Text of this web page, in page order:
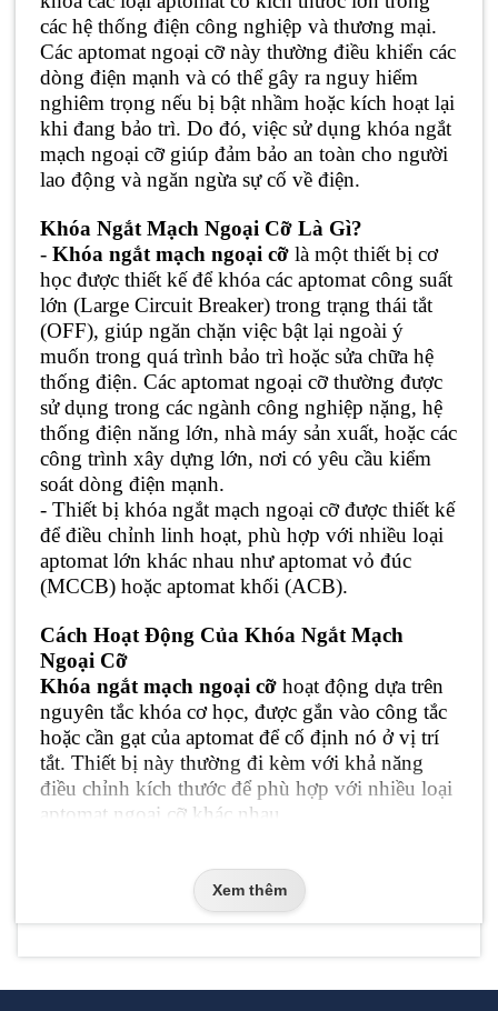
các hệ thống điện công nghiệp và thương mại.
Các aptomat ngoại cỡ này thường điều khiển các
dòng điện mạnh và có thể gây ra nguy hiểm
nghiêm trọng nếu bị bật nhầm hoặc kích hoạt lại
khi đang bảo trì. Do đó, việc sử dụng khóa ngắt
mạch ngoại cỡ giúp đảm bảo an toàn cho người
lao động và ngăn ngừa sự cố về điện.
Khóa Ngắt Mạch Ngoại Cỡ Là Gì?
- Khóa ngắt mạch ngoại cỡ là một thiết bị cơ
học được thiết kế để khóa các aptomat công suất
lớn (Large Circuit Breaker) trong trạng thái tắt
(OFF), giúp ngăn chặn việc bật lại ngoài ý
muốn trong quá trình bảo trì hoặc sửa chữa hệ
thống điện. Các aptomat ngoại cỡ thường được
sử dụng trong các ngành công nghiệp nặng, hệ
thống điện năng lớn, nhà máy sản xuất, hoặc các
công trình xây dựng lớn, nơi có yêu cầu kiểm
soát dòng điện mạnh.
- Thiết bị khóa ngắt mạch ngoại cỡ được thiết kế
để điều chỉnh linh hoạt, phù hợp với nhiều loại
aptomat lớn khác nhau như aptomat vỏ đúc
(MCCB) hoặc aptomat khối (ACB).
Cách Hoạt Động Của Khóa Ngắt Mạch
Ngoại Cỡ
Khóa ngắt mạch ngoại cỡ hoạt động dựa trên
nguyên tắc khóa cơ học, được gắn vào công tắc
hoặc cần gạt của aptomat để cố định nó ở vị trí
tắt. Thiết bị này thường đi kèm với khả năng
điều chỉnh kích thước để phù hợp với nhiều loại
aptomat ngoại cỡ khác nhau.
Điều chỉnh khóa
: Điều chỉnh thiết bị để vừa
vặn với kích thước aptomat mà bạn cần khóa.
tắc của aptomat để cố định nó ở vị trí tắt.
-Gắn khóa móc (padlock): Sau khi khóa đã
Xem thêm